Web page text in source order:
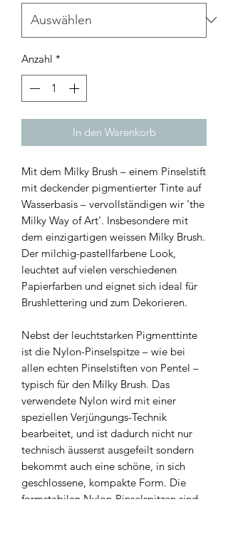
Anzahl *
In den Warenkorb
Mit dem Milky Brush – einem Pinselstift
mit deckender pigmentierter Tinte auf
Wasserbasis – vervollständigen wir ‘the
Milky Way of Art’. Insbesondere mit
dem einzigartigen weissen Milky Brush.
Der milchig-pastellfarbene Look,
leuchtet auf vielen verschiedenen
Papierfarben und eignet sich ideal für
Brushlettering und zum Dekorieren.
Nebst der leuchtstarken Pigmenttinte
ist die Nylon-Pinselspitze – wie bei
allen echten Pinselstiften von Pentel –
typisch für den Milky Brush. Das
verwendete Nylon wird mit einer
speziellen Verjüngungs-Technik
bearbeitet, und ist dadurch nicht nur
technisch äusserst ausgefeilt sondern
bekommt auch eine schöne, in sich
geschlossene, kompakte Form. Die
formstabilen Nylon-Pinselspitzen sind